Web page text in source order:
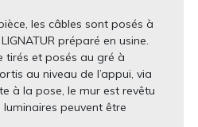
les câbles sont posés à
préparé en usine.
tirés et posés au gré à
au niveau de l’appui, via
à la pose, le mur est revêtu
luminaires peuvent être